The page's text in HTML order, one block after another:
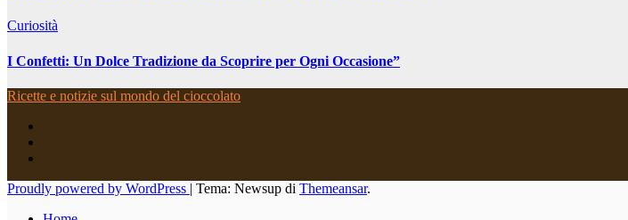
Curiosità
I Confetti: Un Dolce Tradizione da Scoprire per Ogni Occasione”
Ricette e notizie sul mondo del cioccolato
Proudly powered by WordPress | Tema: Newsup di Themeansar.